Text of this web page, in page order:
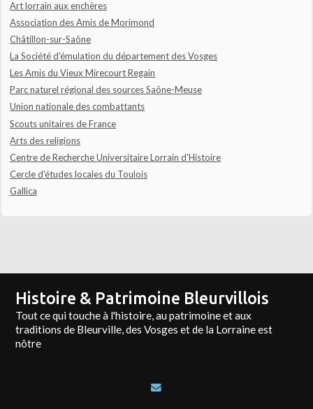
Art lorrain aux enchères
Association des Amis de Morimond
Châtillon-sur-Saône
La Société d'émulation du département des Vosges
Les Amis du Vieux Mirecourt Regain
Parc naturel régional des sources Saône-Meuse
Union nationale des combattants
Scouts unitaires de France
Arts des religions
Centre de Recherche Universitaire Lorrain d'Histoire
Cercle d'études locales du Toulois
Gallica
Histoire & Patrimoine Bleurvillois
Tout ce qui touche à l'histoire, au patrimoine et aux
traditions de Bleurville, des Vosges et de la Lorraine est
nôtre